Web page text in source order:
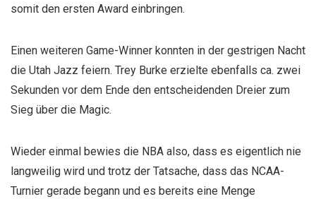
somit den ersten Award einbringen.
Einen weiteren Game-Winner konnten in der gestrigen Nacht
die Utah Jazz feiern. Trey Burke erzielte ebenfalls ca. zwei
Sekunden vor dem Ende den entscheidenden Dreier zum
Sieg über die Magic.
Wieder einmal bewies die NBA also, dass es eigentlich nie
langweilig wird und trotz der Tatsache, dass das NCAA-
Turnier gerade begann und es bereits eine Menge